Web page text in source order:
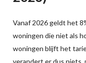
Vanaf 2026 geldt het
woningen die niet als
woningen blijft het
verandert er dus niets,